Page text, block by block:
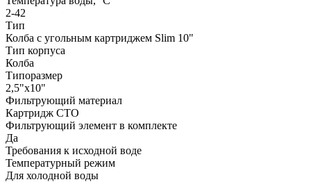
2-42
Тип
Колба с угольным картриджем Slim 10"
Тип корпуса
Колба
Типоразмер
2,5"x10"
Фильтрующий материал
Картридж СТО
Фильтрующий элемент в комплекте
Да
Требования к исходной воде
Температурный режим
Для холодной воды